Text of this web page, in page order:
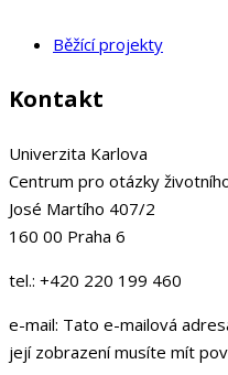
Běžící projekty
Kontakt
Univerzita Karlova
Centrum pro otázky
José Martího 407/2
160 00 Praha 6
tel.: +420 220 199 460
e-mail: Tato e-mailová
její zobrazení musíte mít